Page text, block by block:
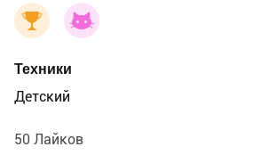
Техники
Детский
50 Лайков